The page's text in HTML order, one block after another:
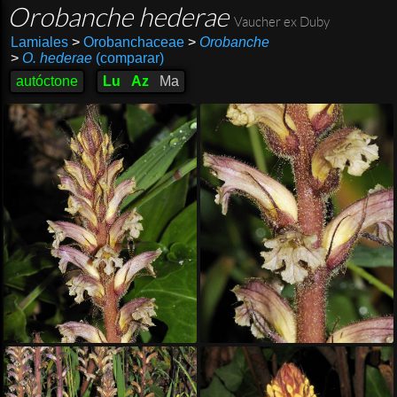
Orobanche hederae Vaucher ex Duby
Lamiales >Orobanchaceae > Orobanche
> O. hederae(comparar)
autóctone
Lu Az Ma